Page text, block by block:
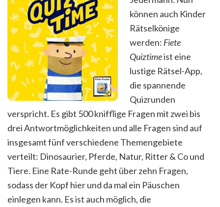
können auch Kinder
Rätselkönige
werden: Fiete
Quiztimeist eine
lustige Rätsel-App,
die spannende
Quizrunden
verspricht. Es gibt 500 knifflige Fragen mit zwei bis
drei Antwortmöglichkeiten und alle Fragen sind auf
insgesamt fünf verschiedene Themengebiete
verteilt: Dinosaurier, Pferde, Natur, Ritter & Co und
Tiere. Eine Rate-Runde geht über zehn Fragen,
sodass der Kopf hier und da mal ein Päuschen
einlegen kann. Es ist auch möglich, die